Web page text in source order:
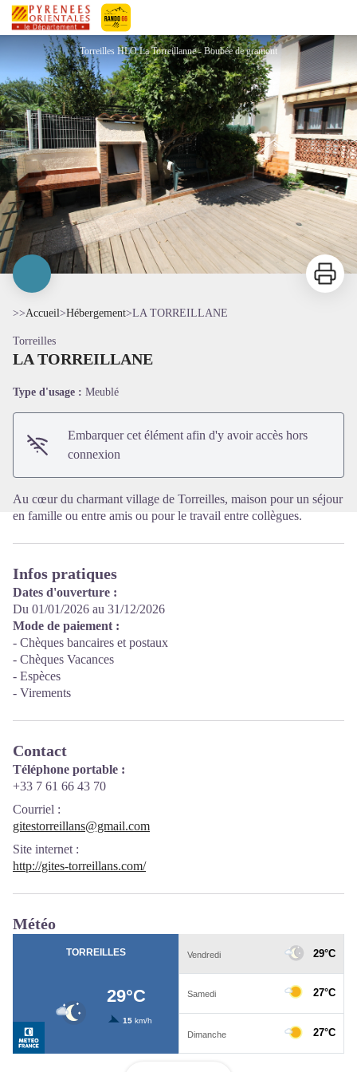
Pyrénées-Orientales Le Département
LA TORREILLANE
Torreilles HLO La Torreillanne - Boubée de gramont
Imprimer
>>Accueil>Hébergement>LA TORREILLANE
Torreilles
LA TORREILLANE
Type d'usage : Meublé
Embarquer cet élément afin d'y avoir accès hors
connexion
Au cœur du charmant village de Torreilles, maison pour un séjour
en famille ou entre amis ou pour le travail entre collègues.
Infos pratiques
Dates d'ouverture :
Du 01/01/2026 au 31/12/2026
Mode de paiement :
- Chèques bancaires et postaux
- Chèques Vacances
- Espèces
- Virements
Contact
Téléphone portable :
+33 7 61 66 43 70
Courriel :
gitestorreillans@gmail.com
Site internet :
http://gites-torreillans.com/
Météo